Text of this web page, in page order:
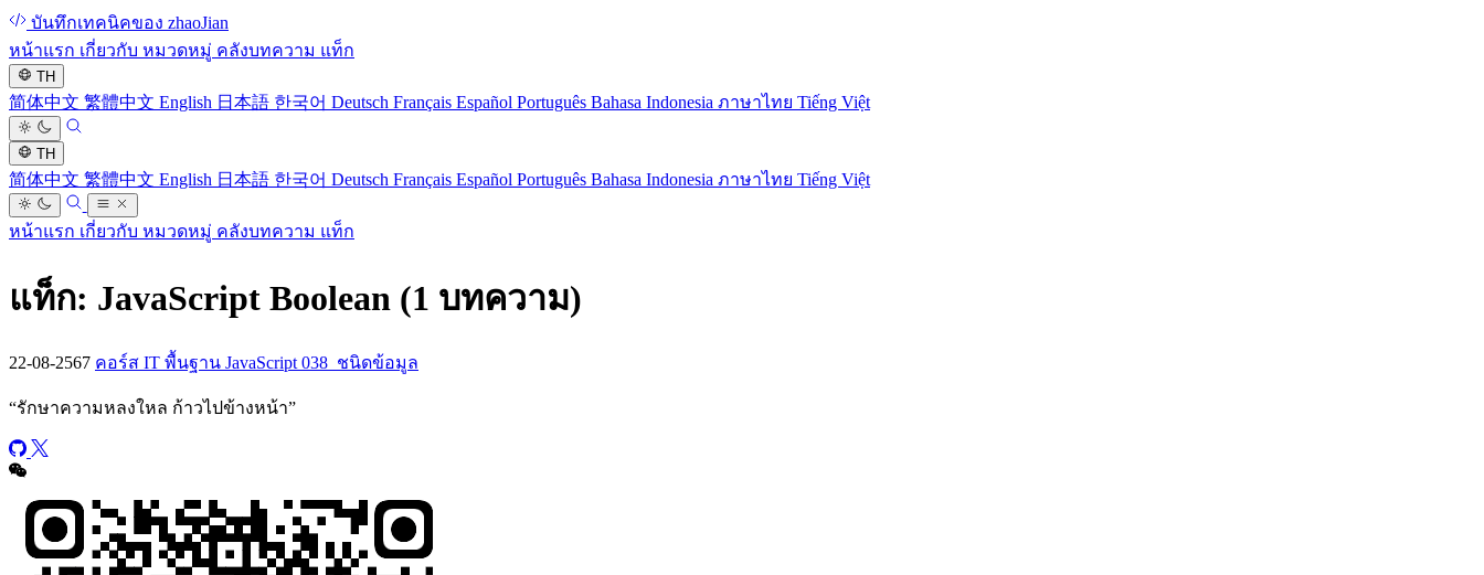
บันทึกเทคนิคของ zhaoJian
หน้าแรก เกี่ยวกับ หมวดหมู่ คลังบทความ แท็ก
TH
简体中文 繁體中文 English 日本語 한국어 Deutsch Français Español Português Bahasa Indonesia ภาษาไทย Tiếng Việt
TH
简体中文 繁體中文 English 日本語 한국어 Deutsch Français Español Português Bahasa Indonesia ภาษาไทย Tiếng Việt
หน้าแรก เกี่ยวกับ หมวดหมู่ คลังบทความ แท็ก
แท็ก: JavaScript Boolean (1 บทความ)
22-08-2567 คอร์ส IT พื้นฐาน JavaScript 038_ชนิดข้อมูล
“รักษาความหลงใหล ก้าวไปข้างหน้า”